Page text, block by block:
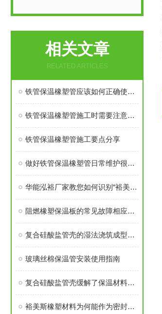
相关文章
RELATED ARTICLES
铁管保温橡塑管应该如何正确使用呢？
铁管保温橡塑管施工时需要注意哪些？
铁管保温橡塑管施工要点分享
做好铁管保温橡塑管日常维护很重要
华能泓裕厂家教您如何识别“裕美斯”牌B1级橡塑保温棉产品
阻燃橡塑保温板的常见故障相应解决方法分享
复合硅酸盐管壳的湿法浇筑成型工艺简介
玻璃丝棉保温管安装使用指南
复合硅酸盐管壳缓解了保温材料的易破损现象
裕美斯橡塑材料为何能作为密封件呢？